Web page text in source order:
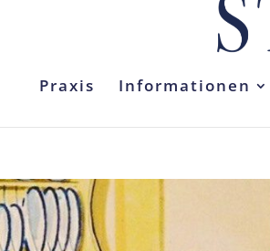
Praxis Informationen